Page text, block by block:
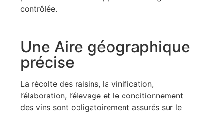
contrôlée.
Une Aire géographique
précise
La récolte des raisins, la vinification,
l’élaboration, l’élevage et le conditionnement
des vins sont obligatoirement assurés sur le